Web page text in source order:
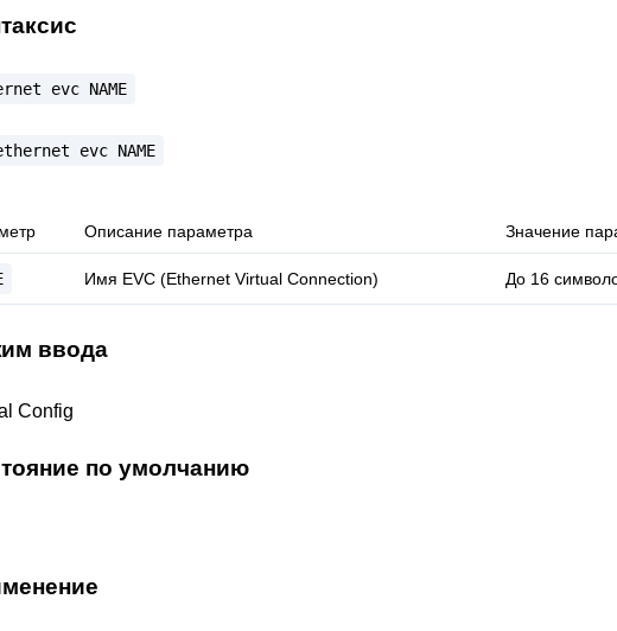
evc NAME
evc NAME
Описание параметра Значение
Имя EVC (Ethernet Virtual Connection) До 16
ввода
Config
по умолчанию